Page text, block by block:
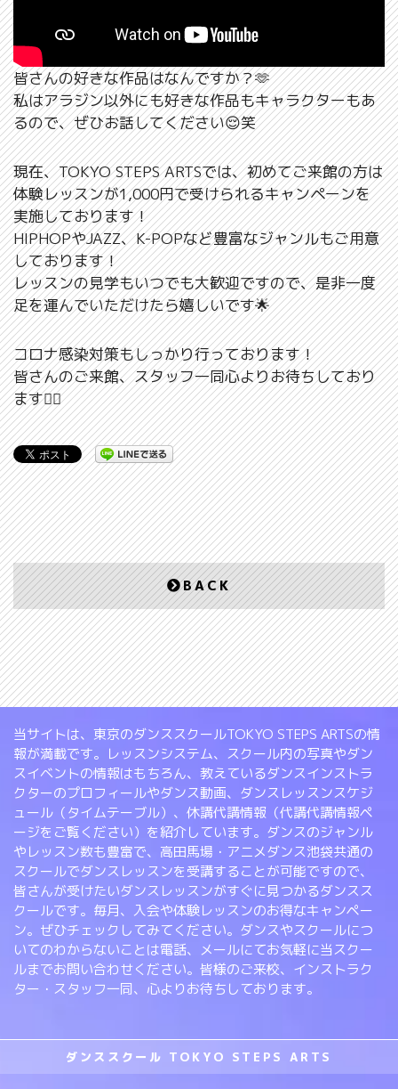
皆さんの好きな作品はなんですか？🫶
私はアラジン以外にも好きな作品もキャラクターもあ
るので、ぜひお話してください😌笑
現在、TOKYO STEPS ARTSでは、初めてご来館の方は
体験レッスンが1,000円で受けられるキャンペーンを
実施しております！
HIPHOPやJAZZ、K-POPなど豊富なジャンルもご用意
しております！
レッスンの見学もいつでも大歓迎ですので、是非一度
足を運んでいただけたら嬉しいです🌟
コロナ感染対策もしっかり行っております！
皆さんのご来館、スタッフ一同心よりお待ちしており
ます🙇‍♀️
BACK
当サイトは、東京のダンススクールTOKYO STEPS ARTSの情
報が満載です。レッスンシステム、スクール内の写真やダン
スイベントの情報はもちろん、教えているダンスインストラ
クターのプロフィールやダンス動画、ダンスレッスンスケジ
ュール（タイムテーブル）、休講代講情報（代講代講情報ペ
ージをご覧ください）を紹介しています。ダンスのジャンル
やレッスン数も豊富で、高田馬場・アニメダンス池袋共通の
スクールでダンスレッスンを受講することが可能ですので、
皆さんが受けたいダンスレッスンがすぐに見つかるダンスス
クールです。毎月、入会や体験レッスンのお得なキャンペー
ン。ぜひチェックしてみてください。ダンスやスクールにつ
いてのわからないことは電話、メールにてお気軽に当スクー
ルまでお問い合わせください。皆様のご来校、インストラク
ター・スタッフ一同、心よりお待ちしております。
ダンススクール TOKYO STEPS ARTS